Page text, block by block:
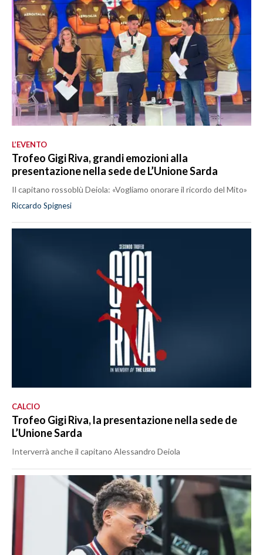
L’EVENTO
Trofeo Gigi Riva, grandi emozioni alla
presentazione nella sede de L’Unione Sarda
Il capitano rossoblù Deiola: «Vogliamo onorare il ricordo del Mito»
Riccardo Spignesi
CALCIO
Trofeo Gigi Riva, la presentazione nella sede de
L’Unione Sarda
Interverrà anche il capitano Alessandro Deiola